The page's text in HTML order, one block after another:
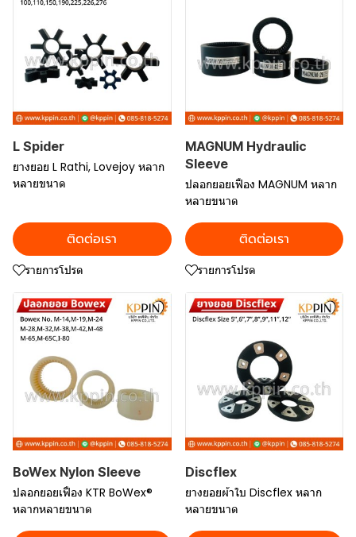
L Spider
ยางยอย L Rathi, Lovejoy หลาก
หลายขนาด
ติดต่อเรา
รายการโปรด
MAGNUM Hydraulic
Sleeve
ปลอกยอยเฟือง MAGNUM หลาก
หลายขนาด
ติดต่อเรา
รายการโปรด
BoWex Nylon Sleeve
ปลอกยอยเฟือง KTR BoWex®
หลากหลายขนาด
Discflex
ยางยอยผ้าใบ Discflex หลาก
หลายขนาด